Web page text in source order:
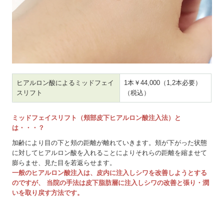
ヒアルロン酸によるミッドフェイ
スリフト
1本￥44,000（1,2本必要）
（税込）
ミッドフェイスリフト（頬部皮下ヒアルロン酸注入法）と
は・・・？
加齢により目の下と頬の距離が離れていきます。頬が下がった状態
に対してヒアルロン酸を入れることによりそれらの距離を縮ませて
膨らませ、見た目を若返らせます。
一般のヒアルロン酸注入は、皮内に注入しシワを改善しようとする
のですが、 当院の手法は皮下脂肪層に注入しシワの改善と張り・潤
いを取り戻す方法です。